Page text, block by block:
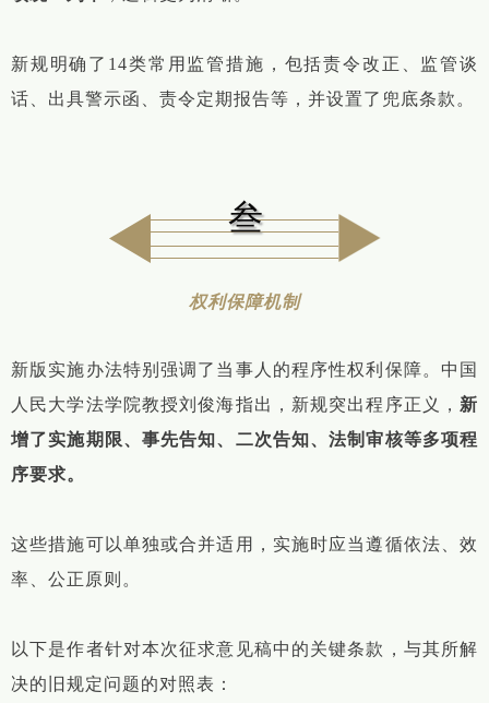
新规明确了14类常用监管措施，包括责令改正、监管谈
话、出具警示函、责令定期报告等，并设置了兜底条款。
叁
权利保障机制
新版实施办法特别强调了当事人的程序性权利保障。中国
人民大学法学院教授刘俊海指出，新规突出程序正义， 新
增了实施期限、事先告知、二次告知、法制审核等多项程
序要求。
这些措施可以单独或合并适用，实施时应当遵循依法、效
率、公正原则。
以下是作者针对本次征求意见稿中的关键条款，与其所解
决的旧规定问题的对照表：